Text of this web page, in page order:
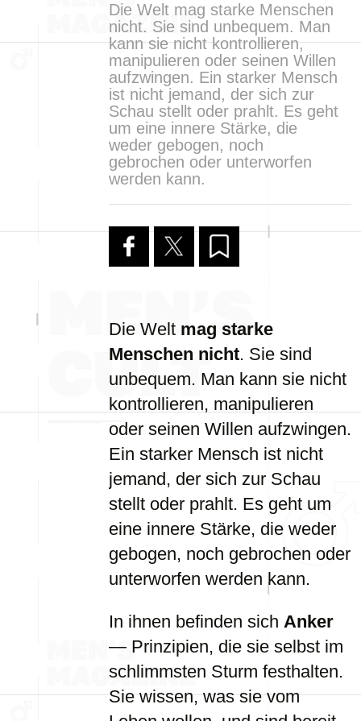
Die Welt mag starke Menschen
nicht. Sie sind unbequem. Man
kann sie nicht kontrollieren,
manipulieren oder seinen Willen
aufzwingen. Ein starker Mensch
ist nicht jemand, der sich zur
Schau stellt oder prahlt. Es geht
um eine innere Stärke, die
weder gebogen, noch
gebrochen oder unterworfen
werden kann.
Die Welt mag starke
Menschen nicht. Sie sind
unbequem. Man kann sie nicht
kontrollieren, manipulieren
oder seinen Willen aufzwingen.
Ein starker Mensch ist nicht
jemand, der sich zur Schau
stellt oder prahlt. Es geht um
eine innere Stärke, die weder
gebogen, noch gebrochen oder
unterworfen werden kann.
In ihnen befinden sich Anker
— Prinzipien, die sie selbst im
schlimmsten Sturm festhalten.
Sie wissen, was sie vom